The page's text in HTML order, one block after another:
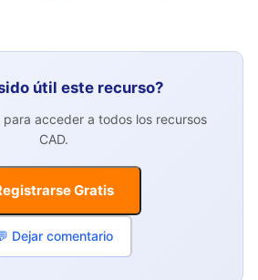
útil este recurso?
acceder a todos los recursos
CAD.
Gratis
Dejar comentario